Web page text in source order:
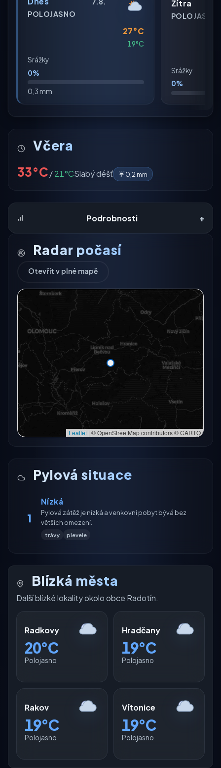
POLOJASNO
27°C
19°C
Srážky
0%
0,3 mm
Zítra
POLOJASNO
Srážky
0%
Včera
33°C/21°CSlabý déšť ☔ 0,2 mm
Podrobnosti +
Radar počasí
Otevřít v plné mapě
Radarový snímek momentálně není dostupný.
Otevřít v plné mapě
Zkusit znovu
Otevřít v plné mapě →
Leaflet | © OpenStreetMap contributors © CARTO
Pylová situace
1
Nízká
Pylová zátěž je nízká a venkovní pobyt bývá bez
větších omezení.
trávy plevele
Blízká města
Další blízké lokality okolo obce Radotín.
Radkovy
20°C
Polojasno
Hradčany
19°C
Polojasno
Rakov
19°C
Polojasno
Vítonice
19°C
Polojasno